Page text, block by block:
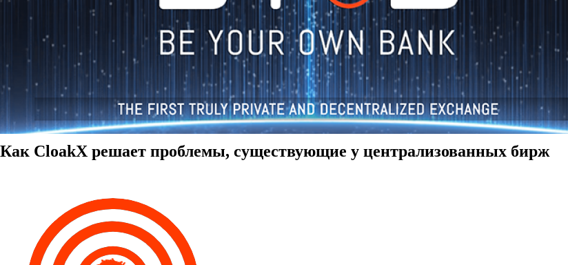
Как CloakX решает проблемы, существующие у централизованных бирж